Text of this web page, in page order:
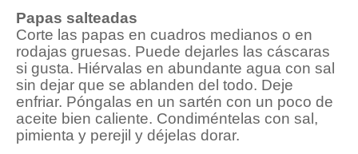
Papas salteadas
Corte las papas en cuadros medianos o en
rodajas gruesas. Puede dejarles las cáscaras
si gusta. Hiérvalas en abundante agua con sal
sin dejar que se ablanden del todo. Deje
enfriar. Póngalas en un sartén con un poco de
aceite bien caliente. Condiméntelas con sal,
pimienta y perejil y déjelas dorar.